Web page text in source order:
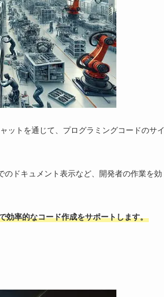
ットを通じて、プログラミングコードのサイ
ドキュメント表示など、開発者の作業を効
効率的なコード作成をサポートします。